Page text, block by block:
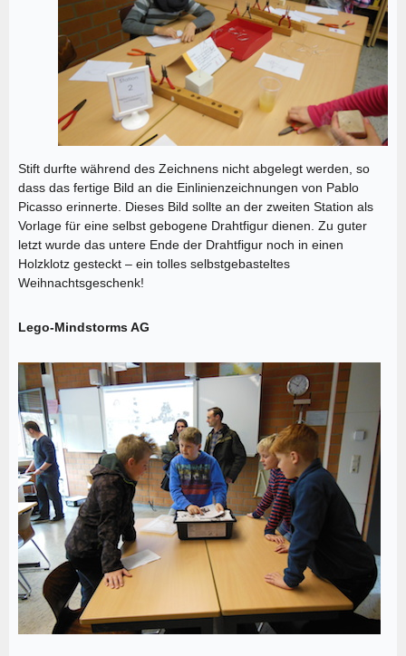
Stift durfte während des Zeichnens nicht abgelegt werden, so
dass das fertige Bild an die Einlinienzeichnungen von Pablo
Picasso erinnerte. Dieses Bild sollte an der zweiten Station als
Vorlage für eine selbst gebogene Drahtfigur dienen. Zu guter
letzt wurde das untere Ende der Drahtfigur noch in einen
Holzklotz gesteckt – ein tolles selbstgebasteltes
Weihnachtsgeschenk!
Lego-Mindstorms AG